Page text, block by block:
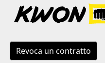
Revoca un contratto